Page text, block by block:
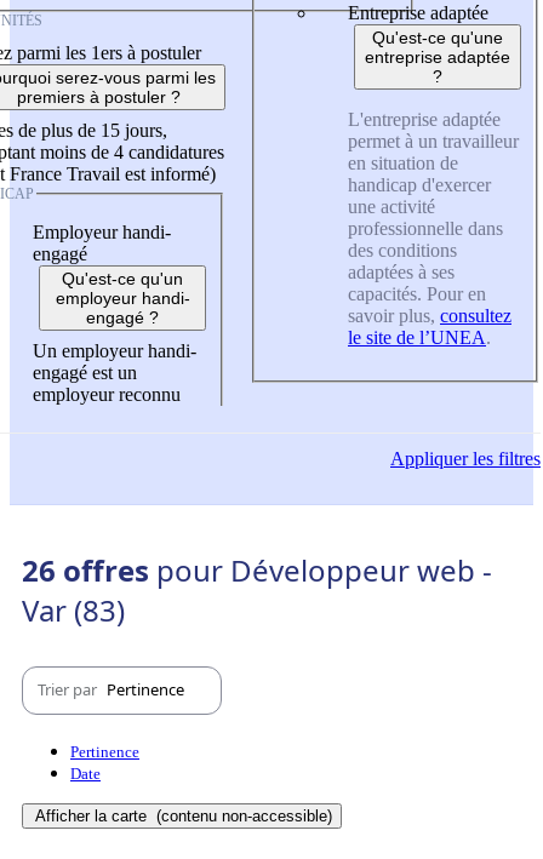
parmi les 1ers à postuler
serez-vous parmi les
premiers à postuler ?
de plus de 15 jours,
moins de 4 candidatures
France Travail est informé)
Employeur handi-
engagé
Qu'est-ce qu'un
employeur handi-
engagé ?
Un employeur handi-
engagé est un
employeur reconnu
Entreprise adaptée
Qu'est-ce qu'une
entreprise adaptée
?
L'entreprise adaptée
permet à un travailleur
en situation de
handicap d'exercer
une activité
professionnelle dans
des conditions
adaptées à ses
capacités. Pour en
savoir plus, consultez
le site de l’UNEA.
Appliquerles filtres
26 offres pour Développeur web -
Var (83)
Trier par Pertinence
Pertinence
Date
Afficher la carte (contenu non-accessible)